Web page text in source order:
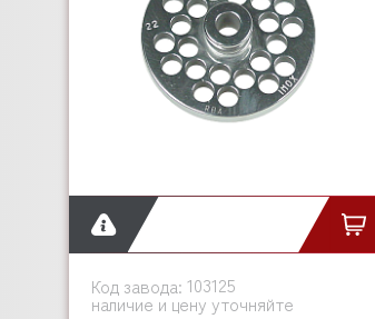
Код завода: 103125
наличие и цену уточняйте